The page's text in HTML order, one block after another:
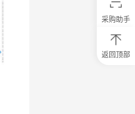
采购助手
返回顶部